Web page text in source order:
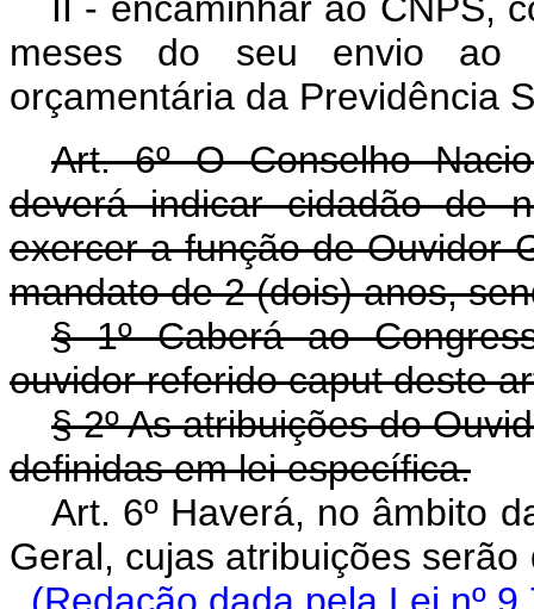
meses do seu envio ao
orçamentária da Previdência
Art. 6º O Conselho
deverá indicar cidadão de
exercer a função de Ouvidor
mandato de 2 (dois) anos,
§ 1º Caberá ao
ouvidor referido caput deste
§ 2º As atribuições do
definidas em lei específica.
Art. 6º Haverá, no âmbito
Geral, cujas atribuições